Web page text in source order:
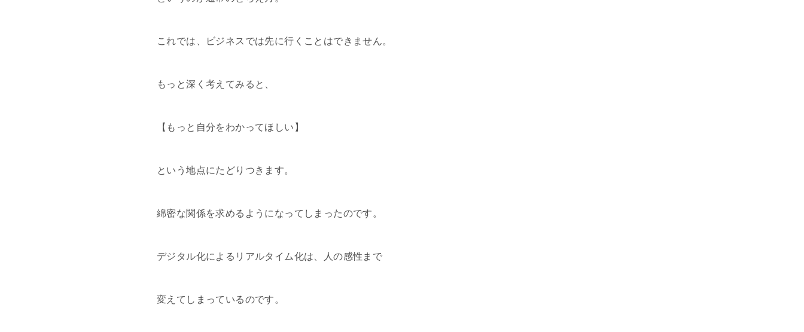
これでは、ビジネスでは先に行くことはできません。
もっと深く考えてみると、
【もっと自分をわかってほしい】
という地点にたどりつきます。
綿密な関係を求めるようになってしまったのです。
デジタル化によるリアルタイム化は、人の感性まで
変えてしまっているのです。